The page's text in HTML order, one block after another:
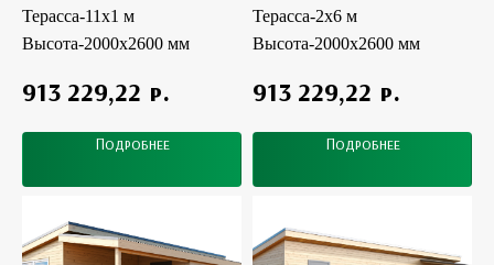
Терасса-11х1 м
Высота-2000х2600 мм
913 229,22 р.
Подробнее
Терасса-2х6 м
Высота-2000х2600 мм
913 229,22 р.
Подробнее